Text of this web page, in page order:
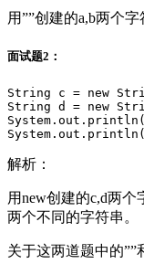
用””创建的a,b两个
面试题2：
String c = new
String d = new
解析：
用new创建的c,d两
两个不同的字符串。
关于这两道题中的